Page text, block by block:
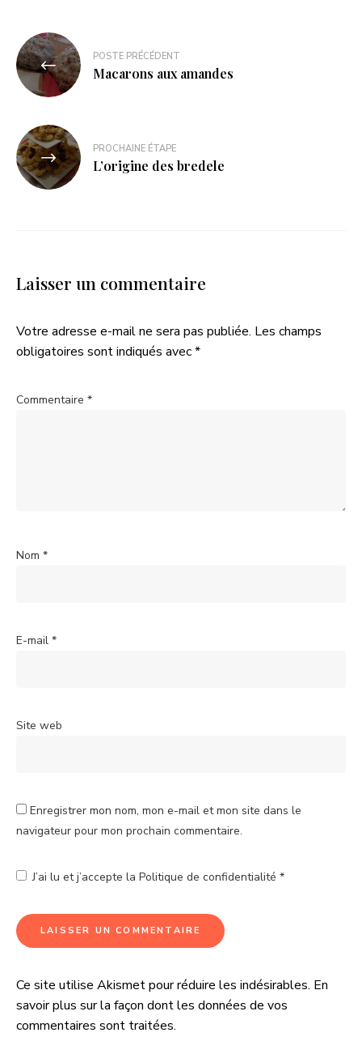
POSTE PRÉCÉDENT
Macarons aux amandes
PROCHAINE ÉTAPE
L’origine des bredele
Laisser un commentaire
Votre adresse e-mail ne sera pas publiée. Les champs
obligatoires sont indiqués avec*
Commentaire *
Nom *
E-mail *
Site web
Enregistrer mon nom, mon e-mail et mon site dans le
navigateur pour mon prochain commentaire.
J’ai lu et j’accepte la Politique de confidentialité *
A
l
t
Ce site utilise Akismet pour réduire les indésirables. En
savoir plus sur la façon dont les données de vos
commentaires sont traitées.